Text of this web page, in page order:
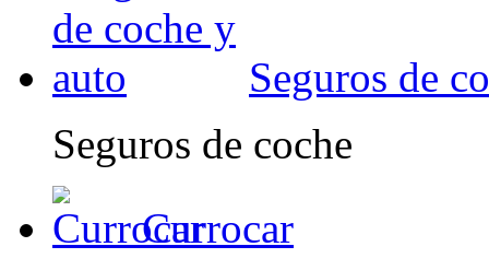
Seguros de
Seguros de coche
Currocar